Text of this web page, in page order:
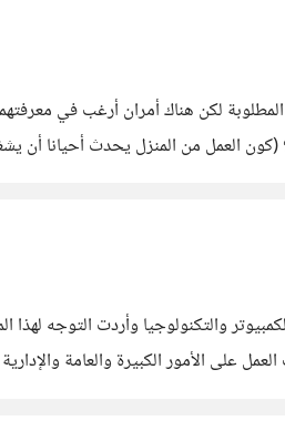
لكن هناك أمران أرغب في
العمل من المنزل يحدث أحيانا أن
والتكنولوجيا وأردت التوجه لهذا
الأمور الكبيرة والعامة